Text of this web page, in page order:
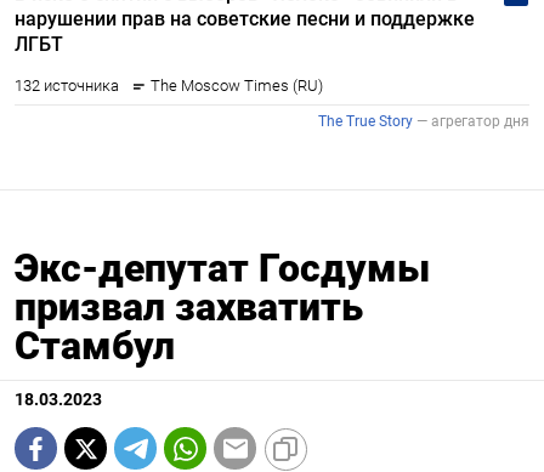
Экс-депутат Госдумы
призвал захватить
Стамбул
18.03.2023